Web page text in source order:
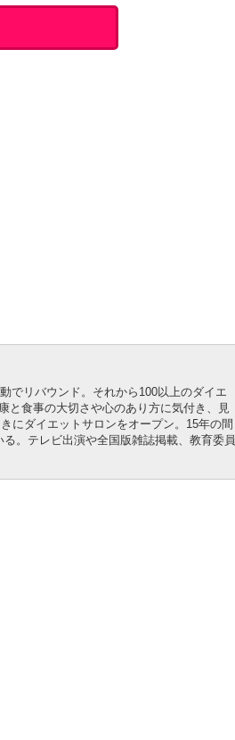
でリバウンド。それから100以上のダイエ
と食事の大切さや心のあり方に気付き、見
にダイエットサロンをオープン。15年の間
。テレビ出演や全国版雑誌掲載、教育委員